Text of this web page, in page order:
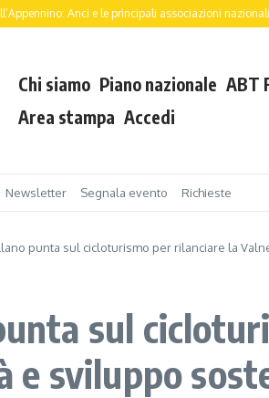
Anci e le principali associazioni nazionali guidano ...
Chi siamo Piano nazionale ABT
Area stampa Accedi
Newsletter Segnala evento Richieste
punta sul cicloturismo per rilanciare la
sul
e sviluppo